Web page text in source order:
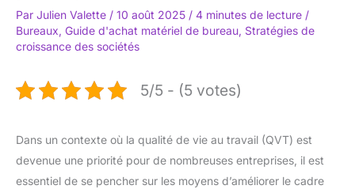
Par Julien Valette / 10 août 2025 / 4 minutes de lecture /
Bureaux, Guide d'achat matériel de bureau, Stratégies de
croissance des sociétés
5/5 - (5 votes)
Dans un contexte où la qualité de vie au travail (QVT) est
devenue une priorité pour de nombreuses entreprises, il est
essentiel de se pencher sur les moyens d’améliorer le cadre